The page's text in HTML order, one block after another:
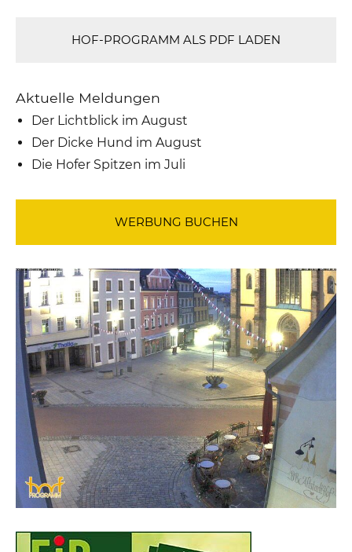
HOF-PROGRAMM ALS PDF LADEN
Aktuelle Meldungen
Der Lichtblick im August
Der Dicke Hund im August
Die Hofer Spitzen im Juli
WERBUNG BUCHEN